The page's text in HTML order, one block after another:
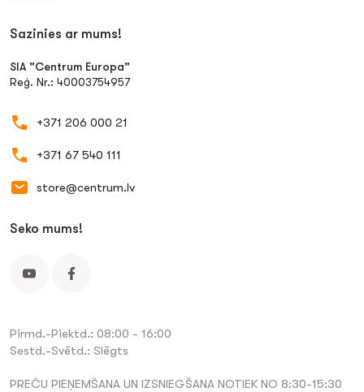
Sazinies ar mums!
SIA "Centrum Europa"
Reģ. Nr.: 40003754957
+371 206 000 21
+371 67 540 111
store@centrum.lv
Seko mums!
Pirmd.-Piektd.: 08:00 - 16:00
Sestd.-Svētd.: Slēgts
PREČU PIEŅEMŠANA UN IZSNIEGŠANA NOTIEK NO 8:30-15:30